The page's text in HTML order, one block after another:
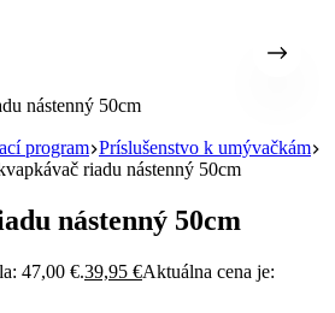
program Príslušenstvo k umývačkám
riadu nástenný 50cm
nástenný 50cm
47,00 €.39,95 €Aktuálna cena je: